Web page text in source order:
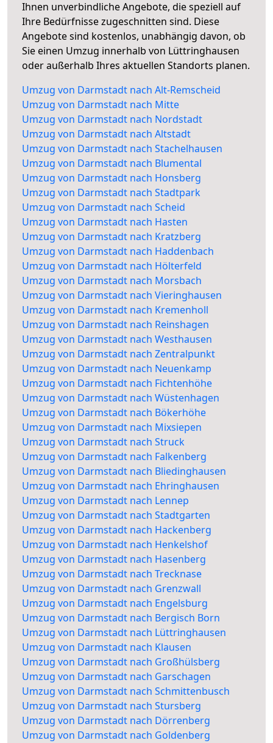
Ihnen unverbindliche Angebote, die speziell auf
Ihre Bedürfnisse zugeschnitten sind. Diese
Angebote sind kostenlos, unabhängig davon, ob
Sie einen Umzug innerhalb von Lüttringhausen
oder außerhalb Ihres aktuellen Standorts planen.
Umzug von Darmstadt nach Alt-Remscheid
Umzug von Darmstadt nach Mitte
Umzug von Darmstadt nach Nordstadt
Umzug von Darmstadt nach Altstadt
Umzug von Darmstadt nach Stachelhausen
Umzug von Darmstadt nach Blumental
Umzug von Darmstadt nach Honsberg
Umzug von Darmstadt nach Stadtpark
Umzug von Darmstadt nach Scheid
Umzug von Darmstadt nach Hasten
Umzug von Darmstadt nach Kratzberg
Umzug von Darmstadt nach Haddenbach
Umzug von Darmstadt nach Hölterfeld
Umzug von Darmstadt nach Morsbach
Umzug von Darmstadt nach Vieringhausen
Umzug von Darmstadt nach Kremenholl
Umzug von Darmstadt nach Reinshagen
Umzug von Darmstadt nach Westhausen
Umzug von Darmstadt nach Zentralpunkt
Umzug von Darmstadt nach Neuenkamp
Umzug von Darmstadt nach Fichtenhöhe
Umzug von Darmstadt nach Wüstenhagen
Umzug von Darmstadt nach Bökerhöhe
Umzug von Darmstadt nach Mixsiepen
Umzug von Darmstadt nach Struck
Umzug von Darmstadt nach Falkenberg
Umzug von Darmstadt nach Bliedinghausen
Umzug von Darmstadt nach Ehringhausen
Umzug von Darmstadt nach Lennep
Umzug von Darmstadt nach Stadtgarten
Umzug von Darmstadt nach Hackenberg
Umzug von Darmstadt nach Henkelshof
Umzug von Darmstadt nach Hasenberg
Umzug von Darmstadt nach Trecknase
Umzug von Darmstadt nach Grenzwall
Umzug von Darmstadt nach Engelsburg
Umzug von Darmstadt nach Bergisch Born
Umzug von Darmstadt nach Lüttringhausen
Umzug von Darmstadt nach Klausen
Umzug von Darmstadt nach Großhülsberg
Umzug von Darmstadt nach Garschagen
Umzug von Darmstadt nach Schmittenbusch
Umzug von Darmstadt nach Stursberg
Umzug von Darmstadt nach Dörrenberg
Umzug von Darmstadt nach Goldenberg